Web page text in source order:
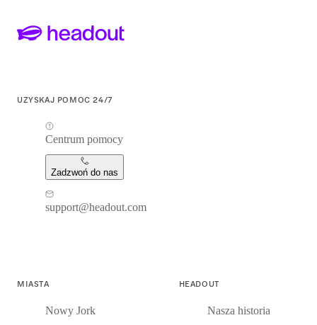
UZYSKAJ POMOC 24/7
Centrum pomocy
Zadzwoń do nas
support@headout.com
MIASTA
Nowy Jork
HEADOUT
Nasza historia